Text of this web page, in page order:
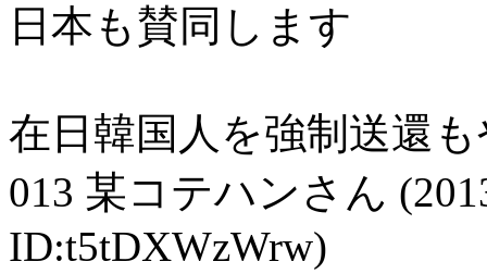
日本も賛同します
在日韓国人を強制送還
013 某コテハンさん
ID:t5tDXWzWrw)